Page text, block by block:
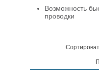
Возможность
проводки